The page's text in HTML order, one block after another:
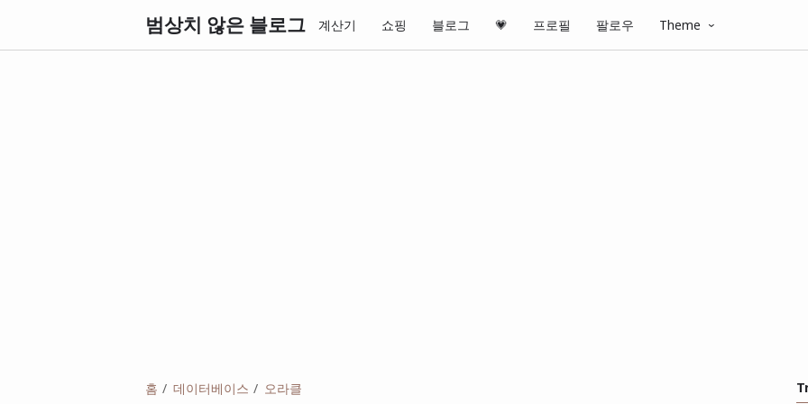
범상치 않은 블로그 계산기 쇼핑 블로그 💗 프로필 팔로우 Theme
홈 데이터베이스 오라클